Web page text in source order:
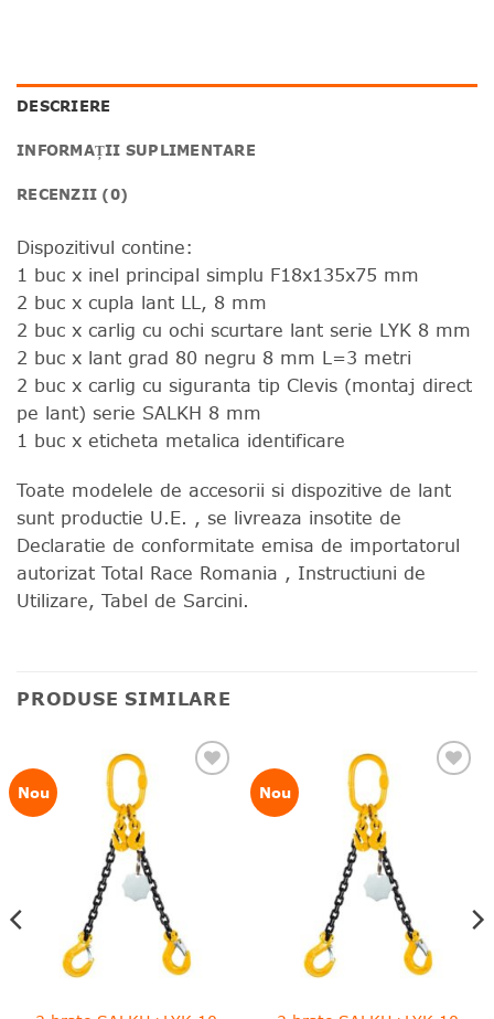
DESCRIERE
INFORMAȚII SUPLIMENTARE
RECENZII (0)
Dispozitivul contine:
1 buc x inel principal simplu F18x135x75 mm
2 buc x cupla lant LL, 8 mm
2 buc x carlig cu ochi scurtare lant serie LYK 8 mm
2 buc x lant grad 80 negru 8 mm L=3 metri
2 buc x carlig cu siguranta tip Clevis (montaj direct
pe lant) serie SALKH 8 mm
1 buc x eticheta metalica identificare
Toate modelele de accesorii si dispozitive de lant
sunt productie U.E. , se livreaza insotite de
Declaratie de conformitate emisa de importatorul
autorizat Total Race Romania , Instructiuni de
Utilizare, Tabel de Sarcini.
PRODUSE SIMILARE
Nou Nou